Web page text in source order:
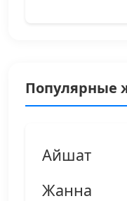
Популярные
Айшат
Жанна